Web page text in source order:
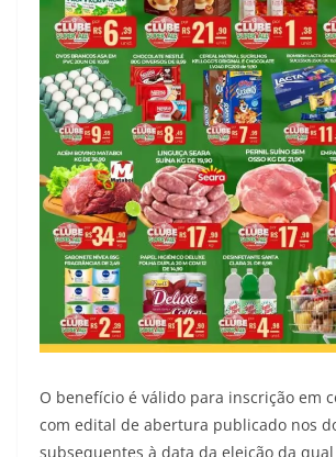
O benefício é válido para inscrição em
com edital de abertura publicado nos
subsequentes à data da eleição da